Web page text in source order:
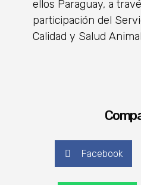
ellos Paraguay, a
participación del
Calidad y Salud
Facebook